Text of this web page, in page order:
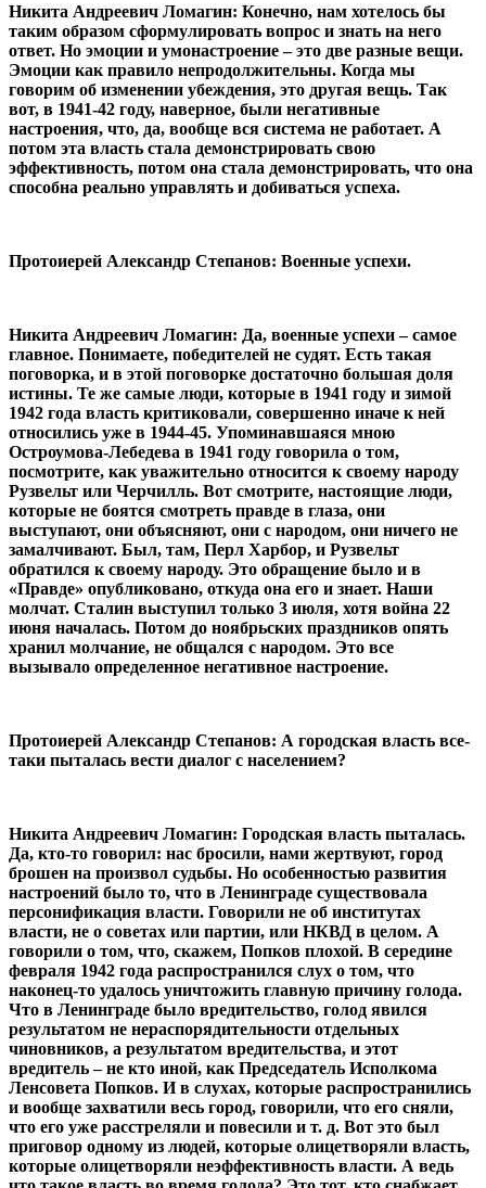
Никита Андреевич Ломагин: Конечно, нам хотелось бы
таким образом сформулировать вопрос и знать на него
ответ. Но эмоции и умонастроение – это две разные вещи.
Эмоции как правило непродолжительны. Когда мы
говорим об изменении убеждения, это другая вещь. Так
вот, в 1941-42 году, наверное, были негативные
настроения, что, да, вообще вся система не работает. А
потом эта власть стала демонстрировать свою
эффективность, потом она стала демонстрировать, что она
способна реально управлять и добиваться успеха.
Протоиерей Александр Степанов: Военные успехи.
Никита Андреевич Ломагин: Да, военные успехи – самое
главное. Понимаете, победителей не судят. Есть такая
поговорка, и в этой поговорке достаточно большая доля
истины. Те же самые люди, которые в 1941 году и зимой
1942 года власть критиковали, совершенно иначе к ней
относились уже в 1944-45. Упоминавшаяся мною
Остроумова-Лебедева в 1941 году говорила о том,
посмотрите, как уважительно относится к своему народу
Рузвельт или Черчилль. Вот смотрите, настоящие люди,
которые не боятся смотреть правде в глаза, они
выступают, они объясняют, они с народом, они ничего не
замалчивают. Был, там, Перл Харбор, и Рузвельт
обратился к своему народу. Это обращение было и в
«Правде» опубликовано, откуда она его и знает. Наши
молчат. Сталин выступил только 3 июля, хотя война 22
июня началась. Потом до ноябрьских праздников опять
хранил молчание, не общался с народом. Это все
вызывало определенное негативное настроение.
Протоиерей Александр Степанов: А городская власть все-
таки пыталась вести диалог с населением?
Никита Андреевич Ломагин: Городская власть пыталась.
Да, кто-то говорил: нас бросили, нами жертвуют, город
брошен на произвол судьбы. Но особенностью развития
настроений было то, что в Ленинграде существовала
персонификация власти. Говорили не об институтах
власти, не о советах или партии, или НКВД в целом. А
говорили о том, что, скажем, Попков плохой. В середине
февраля 1942 года распространился слух о том, что
наконец-то удалось уничтожить главную причину голода.
Что в Ленинграде было вредительство, голод явился
результатом не нераспорядительности отдельных
чиновников, а результатом вредительства, и этот
вредитель – не кто иной, как Председатель Исполкома
Ленсовета Попков. И в слухах, которые распространились
и вообще захватили весь город, говорили, что его сняли,
что его уже расстреляли и повесили и т. д. Вот это был
приговор одному из людей, которые олицетворяли власть,
которые олицетворяли неэффективность власти. А ведь